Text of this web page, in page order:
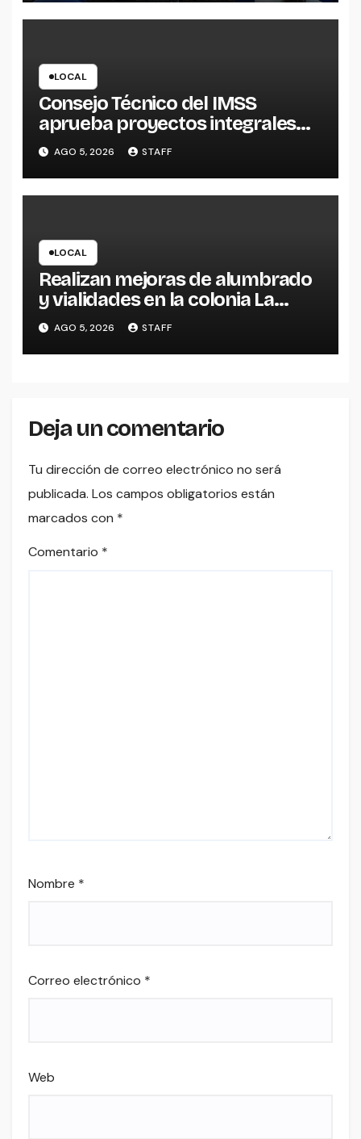
LOCAL
Consejo Técnico del IMSS
aprueba proyectos integrales
para construcción de tres UMF
en Michoacán y Estado de
México
AGO 5, 2026 STAFF
LOCAL
Realizan mejoras de alumbrado
y vialidades en la colonia La
Escondida
AGO 5, 2026 STAFF
Deja un comentario
Tu dirección de correo electrónico no será
publicada. Los campos obligatorios están
marcados con *
Comentario *
Nombre *
Correo electrónico *
Web